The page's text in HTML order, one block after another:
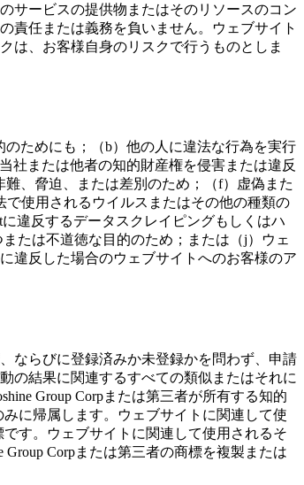
サービスの提供物またはそのリソースのコン
責任または義務を負いません。ウェブサイト
は、お客様自身のリスクで行うものとしま
ためにも；（b）他の人に違法な行為を実行
社または他者の知的財産権を侵害または違反
、脅迫、または差別のため；（f）虚偽また
使用されるウイルスまたはその他の種類の
違反するデータスクレイピングもしくはハ
たは不道徳な目的のため；または（j）ウェ
違反した場合のウェブサイトへのお客様のア
ならびに登録済みか未登録かを問わず、申請
の結果に関連するすべての類似またはそれに
Group Corpまたは第三者が所有する知的
に帰属します。ウェブサイトに関連して使
す。ウェブサイトに関連して使用されるそ
Corpまたは第三者の商標を複製または